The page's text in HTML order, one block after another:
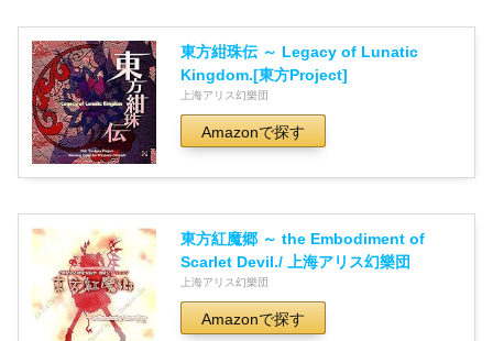
東方紺珠伝 ～ Legacy of Lunatic
Kingdom.[東方Project]
上海アリス幻樂団
Amazonで探す
東方紅魔郷 ～ the Embodiment of
Scarlet Devil./ 上海アリス幻樂団
上海アリス幻樂団
Amazonで探す